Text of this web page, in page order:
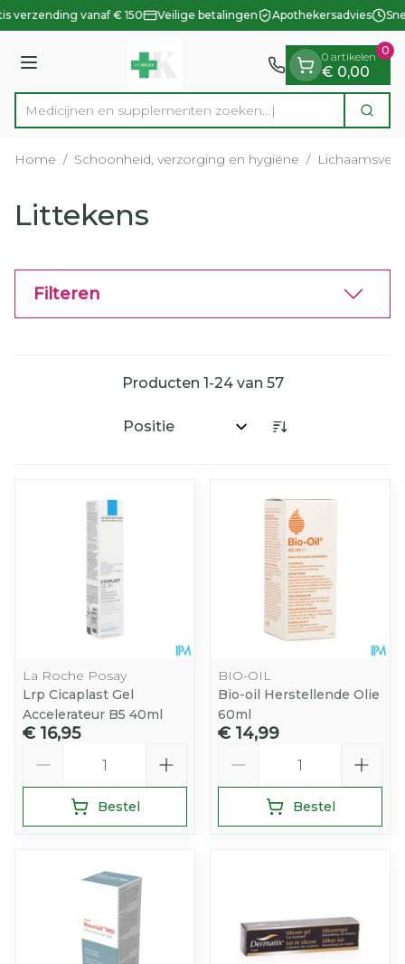
Ga naar de inhoud
1 van 1
verzending vanaf € 150 Veilige betalingen Apothekersadvies
Menu
Product, merk, categorie...
Medicijnen en supplementen zoek Zoek
0 artikelen
€ 0,00
0
Home / Schoonheid, verzorging en hygiëne /
Littekens
Filteren
Producten 1-24van 57
Sorteer op:
La Roche Posay
Lrp Cicaplast Gel
Accelerateur B5 40ml
€ 16,95
Bestel
BIO-OIL
Bio-oil Herstellende Olie
60ml
€ 14,99
Bestel